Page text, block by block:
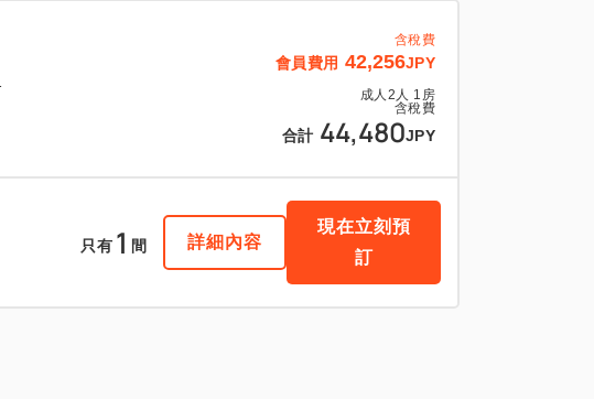
含稅費
會員費用 42,256JPY
成人 2 人 1 房
含稅費
合計 44,480JPY
只有 1 間 詳細內容
現在立刻預
訂